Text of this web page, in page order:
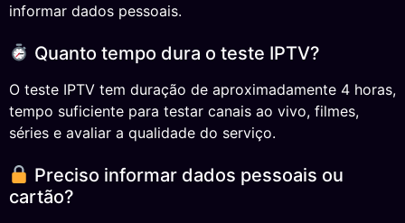
informar dados pessoais.
Quanto tempo dura o teste IPTV?
O teste IPTV tem duração de aproximadamente 4 horas,
tempo suficiente para testar canais ao vivo, filmes,
séries e avaliar a qualidade do serviço.
Preciso informar dados pessoais ou
cartão?